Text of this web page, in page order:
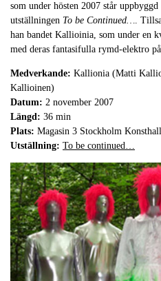
som under hösten 2007 står
utställningen To be Continued….
han bandet Kallioinia, som under en
med deras fantasifulla rymd-elektro
Medverkande: Kallionia (Matti
Kallioinen)
Datum: 2 november 2007
Längd: 36 min
Plats: Magasin 3 Stockholm Konsthall
Utställning: To be continued…